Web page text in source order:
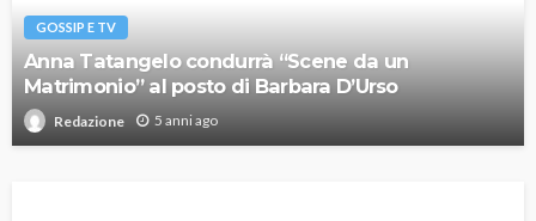
GOSSIP E TV
Anna Tatangelo condurrà “Scene da un
Matrimonio” al posto di Barbara D’Urso
Redazione 5 anni ago